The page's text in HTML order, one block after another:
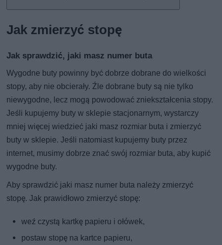
Jak zmierzyć stopę
Jak sprawdzić, jaki masz numer buta
Wygodne buty powinny być dobrze dobrane do wielkości
stopy, aby nie obcierały. Źle dobrane buty są nie tylko
niewygodne, lecz mogą powodować zniekształcenia stopy.
Jeśli kupujemy buty w sklepie stacjonarnym, wystarczy
mniej więcej wiedzieć jaki masz rozmiar buta i zmierzyć
buty w sklepie. Jeśli natomiast kupujemy buty przez
internet, musimy dobrze znać swój rozmiar buta, aby kupić
wygodne buty.
Aby sprawdzić jaki masz numer buta należy zmierzyć
stopę. Jak prawidłowo zmierzyć stopę:
weź czystą kartkę papieru i ołówek,
postaw stopę na kartce papieru,